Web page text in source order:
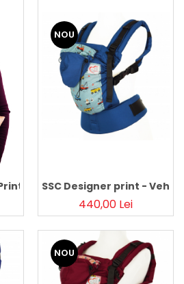
- Maimuțe Cream, Standard
NOU
SSC Designer print -
440,00 Lei
NOU